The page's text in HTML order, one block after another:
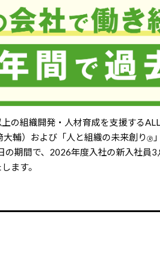
の組織開発・人材育成を支援する
輔）および「人と組織の未来創り 🄬
期間で、2026年度入社の新入社員
ます。